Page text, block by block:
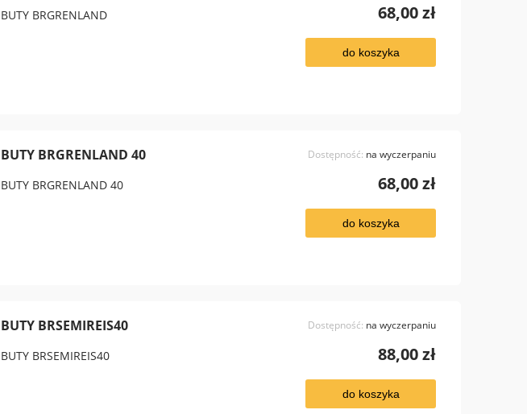
BUTY BRGRENLAND 68,00 zł
do koszyka
BUTY BRGRENLAND 40
BUTY BRGRENLAND 40
Dostępność: na wyczerpaniu
68,00 zł
do koszyka
BUTY BRSEMIREIS40
BUTY BRSEMIREIS40
Dostępność: na wyczerpaniu
88,00 zł
do koszyka